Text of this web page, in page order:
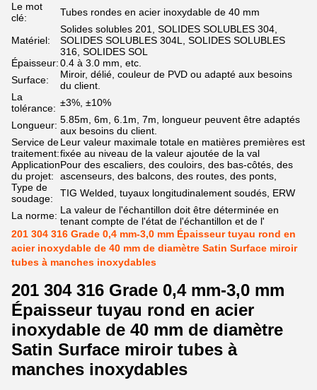
Le mot
clé:
Tubes rondes en acier inoxydable de 40 mm
Matériel:
Solides solubles 201, SOLIDES SOLUBLES 304,
SOLIDES SOLUBLES 304L, SOLIDES SOLUBLES
316, SOLIDES SOL
Épaisseur:0.4 à 3.0 mm, etc.
Surface:
Miroir, délié, couleur de PVD ou adapté aux besoins
du client.
La
tolérance: ±3%, ±10%
Longueur: 5.85m, 6m, 6.1m, 7m, longueur peuvent être adaptés
aux besoins du client.
Service de
traitement:
Leur valeur maximale totale en matières premières est
fixée au niveau de la valeur ajoutée de la val
Application
du projet:
Pour des escaliers, des couloirs, des bas-côtés, des
ascenseurs, des balcons, des routes, des ponts,
Type de
soudage:
TIG Welded, tuyaux longitudinalement soudés, ERW
La norme: La valeur de l'échantillon doit être déterminée en
tenant compte de l'état de l'échantillon et de l'
201 304 316 Grade 0,4 mm-3,0 mm Épaisseur tuyau rond en
acier inoxydable de 40 mm de diamètre Satin Surface miroir
tubes à manches inoxydables
201 304 316 Grade 0,4 mm-3,0 mm
Épaisseur tuyau rond en acier
inoxydable de 40 mm de diamètre
Satin Surface miroir tubes à
manches inoxydables